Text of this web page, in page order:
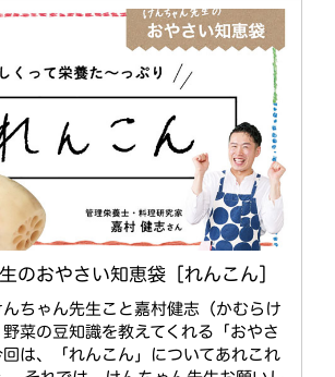
のおやさい知恵袋［れんこん］
ちゃん先生こと嘉村健志（かむらけ
菜の豆知識を教えてくれる「おやさ
は、「れんこん」についてあれこれ